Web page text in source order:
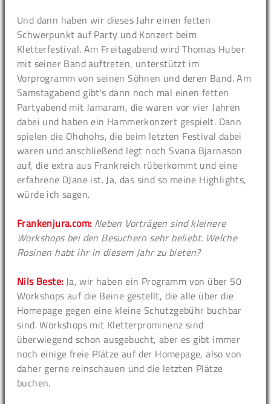
Und dann haben wir dieses Jahr einen fetten
Schwerpunkt auf Party und Konzert beim
Kletterfestival. Am Freitagabend wird Thomas Huber
mit seiner Band auftreten, unterstützt im
Vorprogramm von seinen Söhnen und deren Band. Am
Samstagabend gibt's dann noch mal einen fetten
Partyabend mit Jamaram, die waren vor vier Jahren
dabei und haben ein Hammerkonzert gespielt. Dann
spielen die Ohohohs, die beim letzten Festival dabei
waren und anschließend legt noch Svana Bjarnason
auf, die extra aus Frankreich rüberkommt und eine
erfahrene DJane ist. Ja, das sind so meine Highlights,
würde ich sagen.
Frankenjura.com: Neben Vorträgen sind kleinere
Workshops bei den Besuchern sehr beliebt. Welche
Rosinen habt ihr in diesem Jahr zu bieten?
Nils Beste: Ja, wir haben ein Programm von über 50
Workshops auf die Beine gestellt, die alle über die
Homepage gegen eine kleine Schutzgebühr buchbar
sind. Workshops mit Kletterprominenz sind
überwiegend schon ausgebucht, aber es gibt immer
noch einige freie Plätze auf der Homepage, also von
daher gerne reinschauen und die letzten Plätze
buchen.